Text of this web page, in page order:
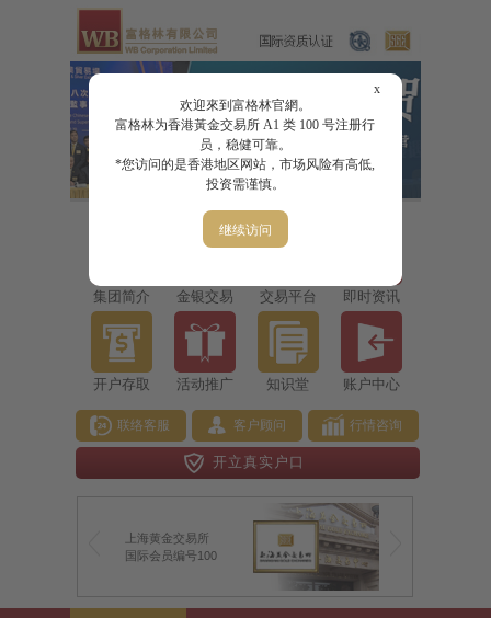
x
欢迎來到富格林官網。
富格林为香港黃金交易所 A1 类 100 号注册行
员，稳健可靠。
*您访问的是香港地区网站，市场风险有高低,
投资需谨慎。
继续访问
集团简介 金银交易 交易平台 即时资讯
开户存取 活动推广 知识堂 账户中心
联络客服 客户顾问 行情咨询
开立真实户口
上海黄金交易所
国际会员编号100